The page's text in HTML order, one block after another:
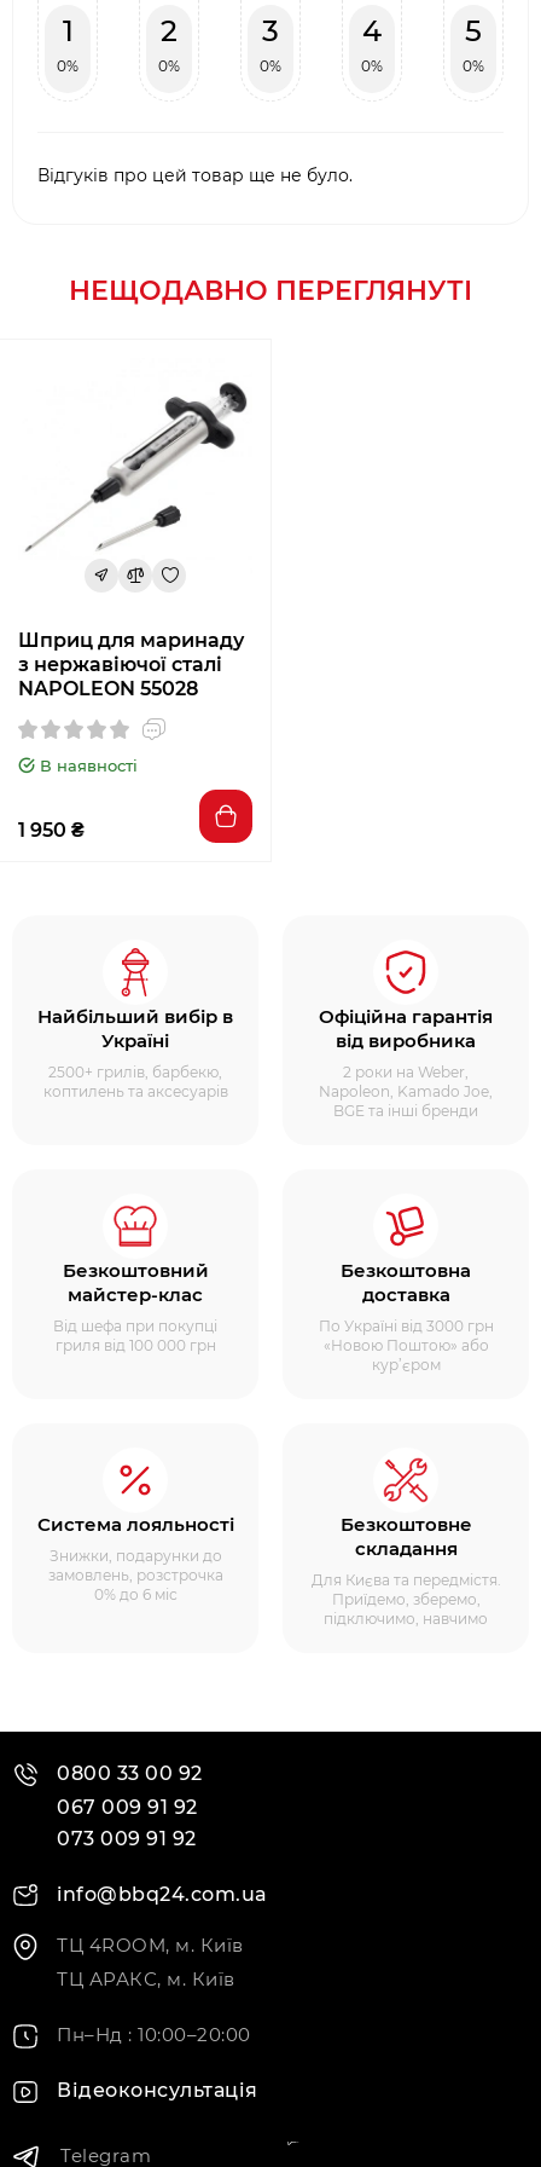
1
0%
2
0%
3
0%
4
0%
5
0%
Відгуків про цей товар ще не було.
НЕЩОДАВНО ПЕРЕГЛЯНУТІ
Шприц для маринаду
з нержавіючої сталі
NAPOLEON 55028
В наявності
1 950 ₴
Найбільший вибір в
Україні
2500+ грилів, барбекю,
коптилень та аксесуарів
Офіційна гарантія
від виробника
2 роки на Weber,
Napoleon, Kamado Joe,
BGE та інші бренди
Безкоштовний
майстер-клас
Від шефа при покупці
гриля від 100 000 грн
Безкоштовна
доставка
По Україні від 3000 грн
«Новою Поштою» або
кур’єром
Система лояльності
Знижки, подарунки до
замовлень, розстрочка
0% до 6 міс
Безкоштовне
складання
Для Києва та передмістя.
Приїдемо, зберемо,
підключимо, навчимо
0800 33 00 92
067 009 91 92
073 009 91 92
info@bbq24.com.ua
ТЦ 4ROOM, м. Київ
ТЦ АРАКС, м. Київ
Пн–Нд : 10:00–20:00
Відеоконсультація
Telegram